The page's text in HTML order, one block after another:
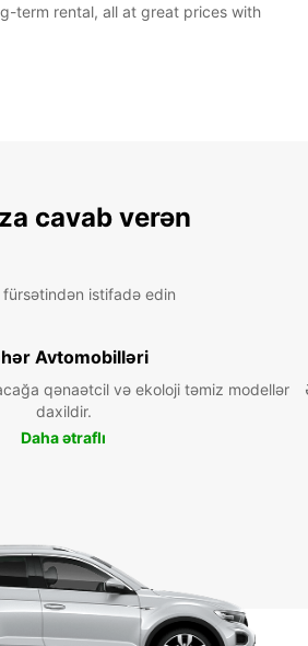
term rental, all at great prices with
cavab verən
fürsətindən istifadə edin
Avtomobilləri
qənaətcil və ekoloji təmiz modellər
daxildir.
Daha ətraflı